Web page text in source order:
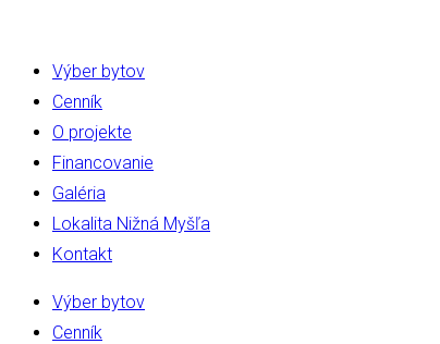
Výber bytov
Cenník
O projekte
Financovanie
Galéria
Lokalita Nižná Myšľa
Kontakt
Výber bytov
Cenník